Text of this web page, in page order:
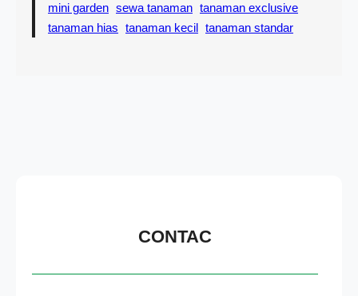
mini garden sewa tanaman tanaman exclusive
tanaman hias
tanaman kecil tanaman standar
CONTAC